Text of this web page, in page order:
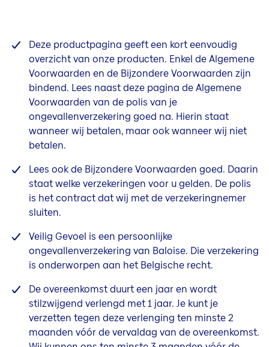
Deze productpagina geeft een kort eenvoudig
overzicht van onze producten. Enkel de Algemene
Voorwaarden en de Bijzondere Voorwaarden zijn
bindend. Lees naast deze pagina de Algemene
Voorwaarden van de polis van je
ongevallenverzekering goed na. Hierin staat
wanneer wij betalen, maar ook wanneer wij niet
betalen.
Lees ook de Bijzondere Voorwaarden goed. Daarin
staat welke verzekeringen voor u gelden. De polis
is het contract dat wij met de verzekeringnemer
sluiten.
Veilig Gevoel is een persoonlijke
ongevallenverzekering van Baloise. Die verzekering
is onderworpen aan het Belgische recht.
De overeenkomst duurt een jaar en wordt
stilzwijgend verlengd met 1 jaar. Je kunt je
verzetten tegen deze verlenging ten minste 2
maanden vóór de vervaldag van de overeenkomst.